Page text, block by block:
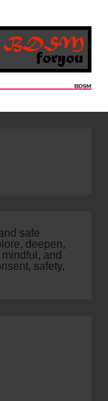
safe
deepen,
and
safety,